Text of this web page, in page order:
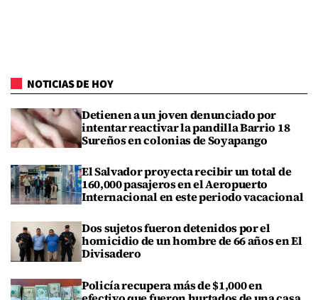
NOTICIAS DE HOY
Detienen a un joven denunciado por
intentar reactivar la pandilla Barrio 18
Sureños en colonias de Soyapango
El Salvador proyecta recibir un total de
160,000 pasajeros en el Aeropuerto
Internacional en este periodo vacacional
Dos sujetos fueron detenidos por el
homicidio de un hombre de 66 años en El
Divisadero
Policía recupera más de $1,000 en